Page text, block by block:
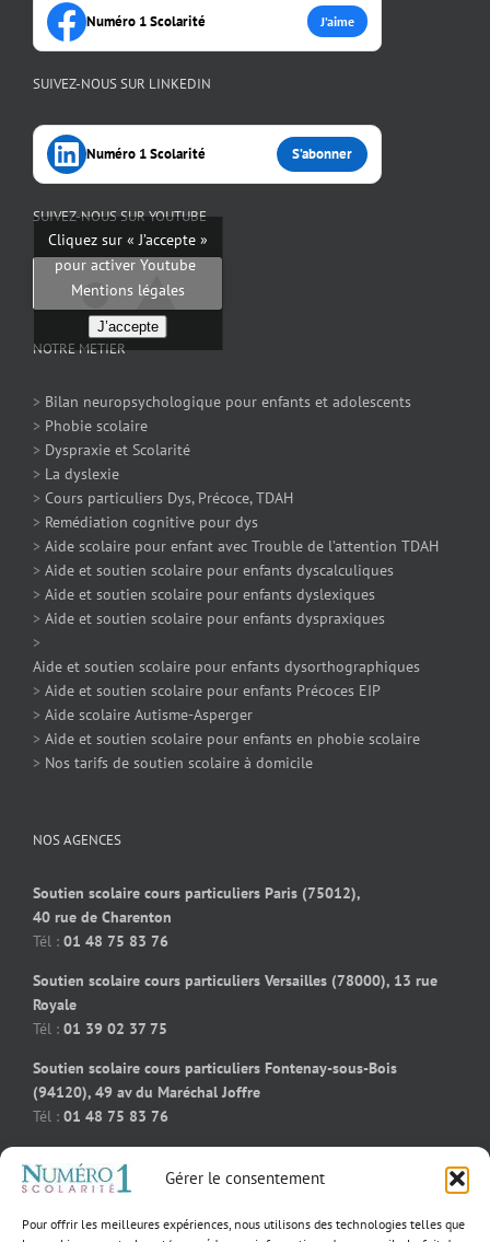
Gérer le consentement
Pour offrir les meilleures expériences, nous utilisons des technologies telles que
Numéro 1 Scolarité J’aime
SUIVEZ-NOUS SUR LINKEDIN
Numéro 1 Scolarité S’abonner
SUIVEZ-NOUS SUR YOUTUBE
Cliquez sur « J’accepte »
pour activer Youtube
Mentions légales
J’accepte
NOTRE METIER
> Bilan neuropsychologique pour enfants et adolescents
> Phobie scolaire
> Dyspraxie et Scolarité
> La dyslexie
> Cours particuliers Dys, Précoce, TDAH
> Remédiation cognitive pour dys
> Aide scolaire pour enfant avec Trouble de l’attention TDAH
> Aide et soutien scolaire pour enfants dyscalculiques
> Aide et soutien scolaire pour enfants dyslexiques
> Aide et soutien scolaire pour enfants dyspraxiques
>
Aide et soutien scolaire pour enfants dysorthographiques
> Aide et soutien scolaire pour enfants Précoces EIP
> Aide scolaire Autisme-Asperger
> Aide et soutien scolaire pour enfants en phobie scolaire
> Nos tarifs de soutien scolaire à domicile
NOS AGENCES
Soutien scolaire cours particuliers Paris (75012),
40 rue de Charenton
Tél : 01 48 75 83 76
Soutien scolaire cours particuliers Versailles (78000), 13 rue
Royale
Tél : 01 39 02 37 75
Soutien scolaire cours particuliers Fontenay-sous-Bois
(94120), 49 av du Maréchal Joffre
Tél : 01 48 75 83 76
rue des bourguignons